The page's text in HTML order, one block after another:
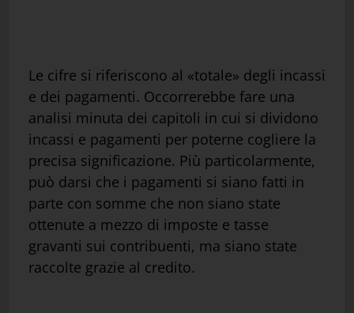
Le cifre si riferiscono al «totale» degli incassi
e dei pagamenti. Occorrerebbe fare una
analisi minuta dei capitoli in cui si dividono
incassi e pagamenti per poterne cogliere la
precisa significazione. Più particolarmente,
può darsi che i pagamenti si siano fatti in
parte con somme che non siano state
ottenute a mezzo di imposte e tasse
gravanti sui contribuenti, ma siano state
raccolte grazie al credito.